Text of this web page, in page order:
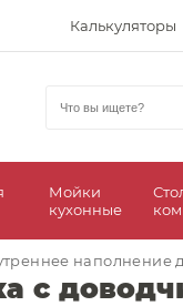
Калькуляторы
Мойки
кухонные
наполнение
с